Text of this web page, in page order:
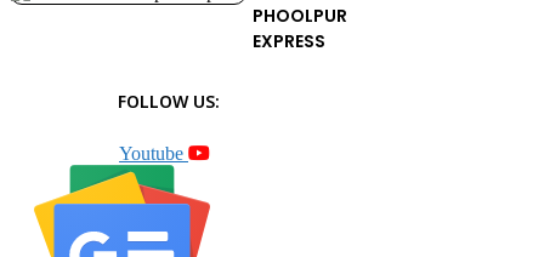
PHOOLPUR
EXPRESS
FOLLOW US:
Youtube